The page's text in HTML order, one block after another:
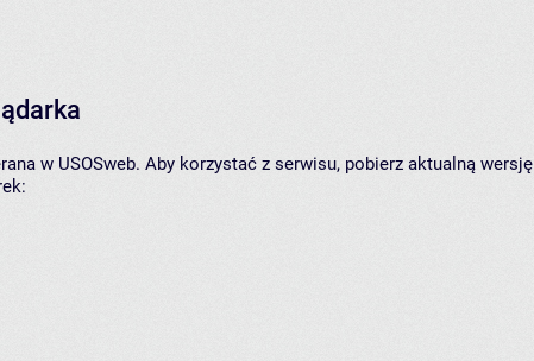
w USOSweb. Aby korzystać z serwisu, pobierz aktualną wersję